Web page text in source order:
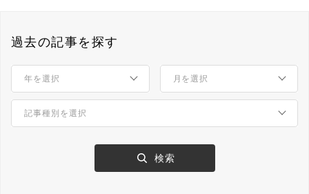
過去の記事を探す